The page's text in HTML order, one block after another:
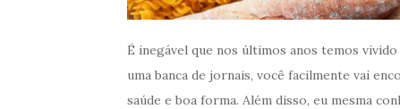
É inegável que nos últimos anos temos
uma banca de jornais, você facilmente vai
saúde e boa forma. Além disso, eu mesma